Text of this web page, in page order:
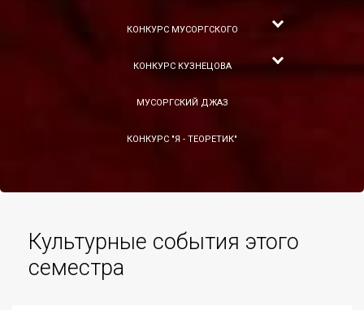
КОНКУРС МУСОРГСКОГО
КОНКУРС КУЗНЕЦОВА
МУСОРГСКИЙ ДЖАЗ
КОНКУРС "Я - ТЕОРЕТИК"
Культурные события этого
семестра